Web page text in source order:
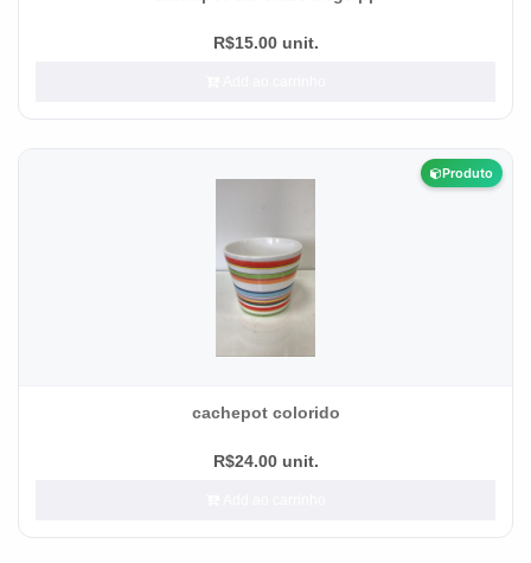
R$15.00 unit.
Produto
cachepot colorido
R$24.00 unit.